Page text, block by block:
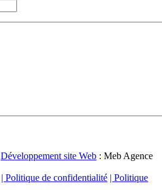
Développement site Web : Meb Agence
| Politique de confidentialité | Politique